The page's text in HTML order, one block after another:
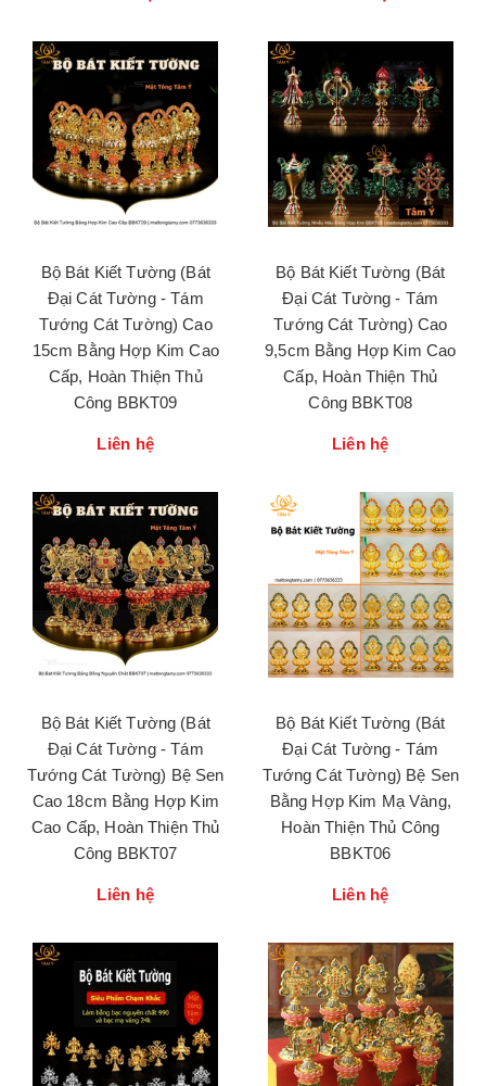
Bộ Bát Kiết Tường (Bát
Đại Cát Tường - Tám
Tướng Cát Tường) Cao
15cm Bằng Hợp Kim Cao
Cấp, Hoàn Thiện Thủ
Công BBKT09
Liên hệ
Bộ Bát Kiết Tường (Bát
Đại Cát Tường - Tám
Tướng Cát Tường) Cao
9,5cm Bằng Hợp Kim Cao
Cấp, Hoàn Thiện Thủ
Công BBKT08
Liên hệ
Bộ Bát Kiết Tường (Bát
Đại Cát Tường - Tám
Tướng Cát Tường) Bệ Sen
Cao 18cm Bằng Hợp Kim
Cao Cấp, Hoàn Thiện Thủ
Công BBKT07
Liên hệ
Bộ Bát Kiết Tường (Bát
Đại Cát Tường - Tám
Tướng Cát Tường) Bệ Sen
Bằng Hợp Kim Mạ Vàng,
Hoàn Thiện Thủ Công
BBKT06
Liên hệ